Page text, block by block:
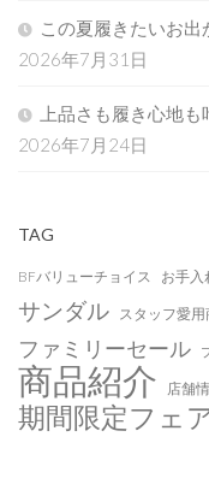
この夏履きたいお
2026年7月31日
上品さも履き心地
2026年7月24日
TAG
BFバリューチョイス お手入
サンダル スタッフ愛用
ファミリーセール
商品紹介 店舗
期間限定フェ